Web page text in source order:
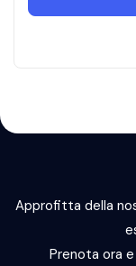
Approfitta della
Prenota ora